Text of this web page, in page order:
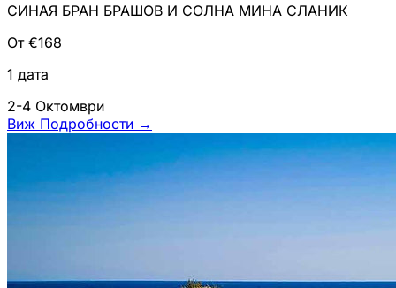
СИНАЯ БРАН БРАШОВ И СОЛНА МИНА СЛАНИК
От €168
1 дата
2-4 Октомври
Виж Подробности →